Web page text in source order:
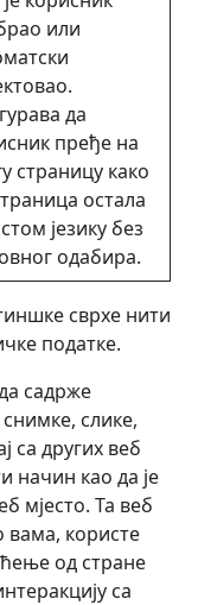
или
да
пређе на
страницу како
остала
језику без
одабира.
сврхе нити
податке.
садрже
слике,
са других веб
начин као да је
мјесто. Та веб
вама, користе
од стране
са